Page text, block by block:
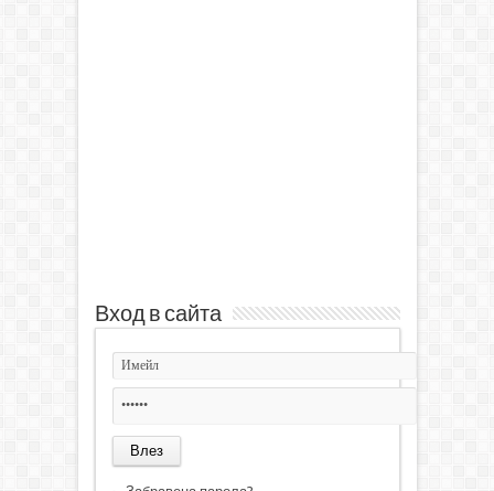
Вход в сайта